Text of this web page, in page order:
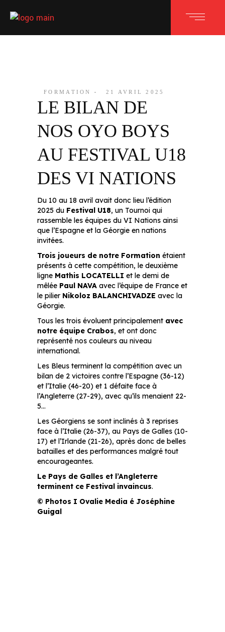
FORMATION 21 AVRIL 2025
LE BILAN DE
NOS OYO BOYS
AU FESTIVAL U18
DES VI NATIONS
Du 10 au 18 avril avait donc lieu l’édition
2025 du Festival U18, un Tournoi qui
rassemble les équipes du VI Nations ainsi
que l’Espagne et la Géorgie en nations
invitées.
Trois joueurs de notre Formation étaient
présents à cette compétition, le deuxième
ligne Mathis LOCATELLI et le demi de
mêlée Paul NAVA avec l’équipe de France et
le pilier Nikoloz BALANCHIVADZE avec la
Géorgie.
Tous les trois évoluent principalement avec
notre équipe Crabos, et ont donc
représenté nos couleurs au niveau
international.
Les Bleus terminent la compétition avec un
bilan de 2 victoires contre l’Espagne (36-12)
et l’Italie (46-20) et 1 défaite face à
l’Angleterre (27-29), avec qu’ils menaient 22-
5…
Les Géorgiens se sont inclinés à 3 reprises
face à l’Italie (26-37), au Pays de Galles (10-
17) et l’Irlande (21-26), après donc de belles
batailles et des performances malgré tout
encourageantes.
Le Pays de Galles et l’Angleterre
terminent ce Festival invaincus.
© Photos I Ovalie Media é Joséphine
Guigal